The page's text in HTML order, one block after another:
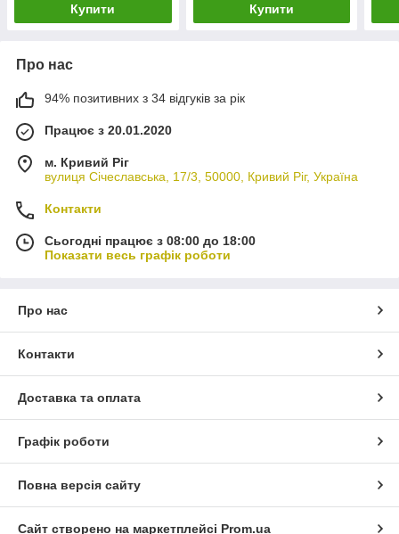
Купити Купити
Про нас
94% позитивних з 34 відгуків за рік
Працює з 20.01.2020
м. Кривий Ріг
вулиця Січеславська, 17/3, 50000, Кривий Ріг, Україна
Контакти
Сьогодні працює з 08:00 до 18:00
Показати весь графік роботи
Про нас
Контакти
Доставка та оплата
Графік роботи
Повна версія сайту
Сайт створено на маркетплейсі Prom.ua